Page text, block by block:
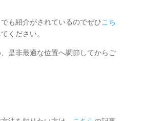
も紹介がされているのでぜひこち
ください。
是非最適な位置へ調節してからご